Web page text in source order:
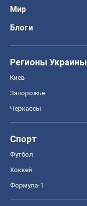
Мир
Блоги
Регионы Украины
Киев
Запорожье
Черкассы
Спорт
Футбол
Хоккей
Формула-1